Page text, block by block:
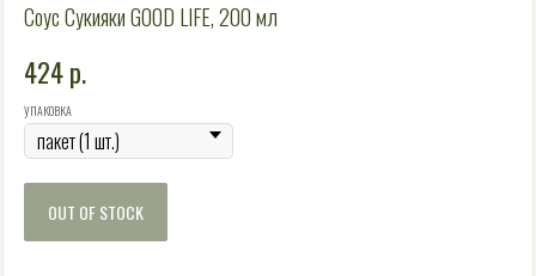
Соус Сукияки GOOD LIFE, 200 мл
424р.
УПАКОВКА
OUT OF STOCK